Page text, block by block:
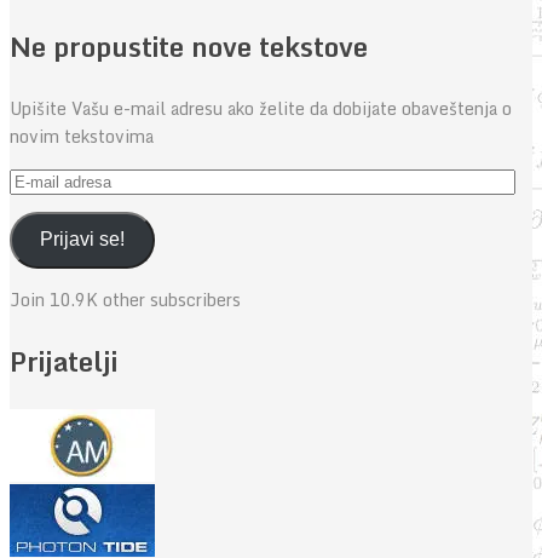
Ne propustite nove tekstove
Upišite Vašu e-mail adresu ako želite da dobijate obaveštenja o
novim tekstovima
E-
mail
adresaPrijavi se!
Join 10.9K other subscribers
Prijatelji